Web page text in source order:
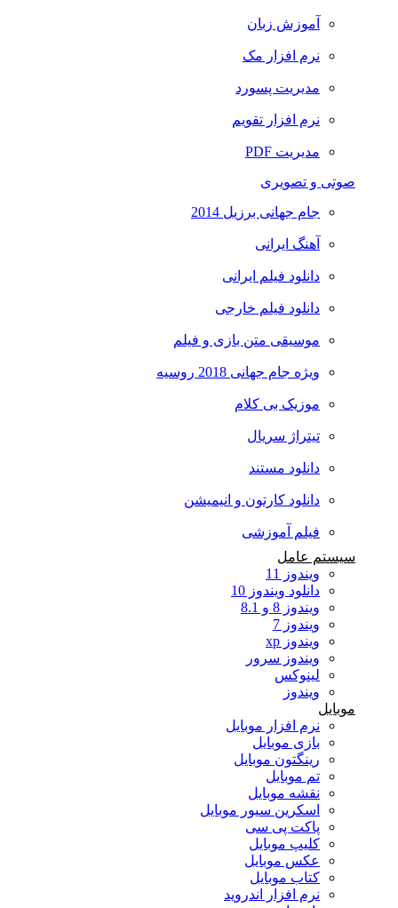
آموزش زبان
نرم افزار مک
مدیریت پسورد
نرم افزار تقویم
مدیریت PDF
صوتی و تصویری
جام جهانی برزیل 2014
آهنگ ایرانی
دانلود فیلم ایرانی
دانلود فیلم خارجی
موسیقی متن بازی و فیلم
ویژه جام جهانی 2018 روسیه
موزیک بی کلام
تیتراژ سریال
دانلود مستند
دانلود کارتون و انیمیشن
فیلم آموزشی
سیستم عامل
ویندوز 11
دانلود ویندوز 10
ویندوز 8 و 8.1
ویندوز 7
ویندوز xp
ویندوز سرور
لینوکس
ویندوز
موبایل
نرم افزار موبایل
بازی موبایل
رینگتون موبایل
تم موبایل
نقشه موبایل
اسکرین سیور موبایل
پاکت پی سی
کلیپ موبایل
عکس موبایل
کتاب موبایل
نرم افزار اندروید